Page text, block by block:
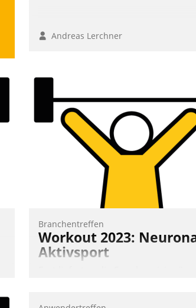
Andreas Lerchner
Branchentreffen
Workout 2023:
Aktivsport